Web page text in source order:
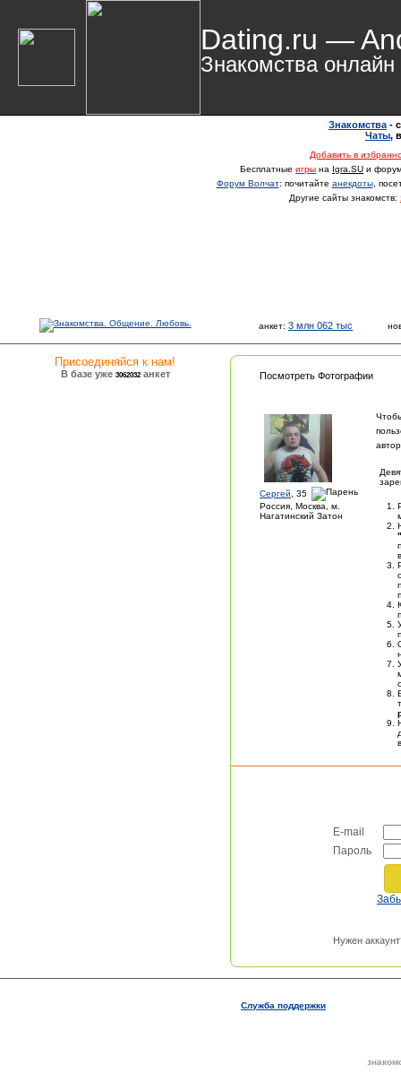
Dating.ru —
Знакомства онлайн
Знакомства -
Чаты,
Добавить в
Бесплатные игры на Igra.SU и
Форум Волчат: почитайте анекдоты,
Другие сайты знакомств:
анкет: 3 млн 062 тыс
Присоединяйся к нам!
В базе уже 3062032анкет Посмотреть Фотографии
Сергей , 35
Россия, Москва, м.
Нагатинский Затон
E-mail
Пароль
Нужен
Служба поддержки